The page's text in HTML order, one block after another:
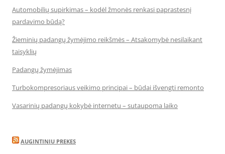
Automobilių supirkimas – kodėl žmonės renkasi paprastesnį
pardavimo būdą?
Žieminių padangų žymėjimo reikšmės – Atsakomybė nesilaikant
taisyklių
Padangų žymėjimas
Turbokompresoriaus veikimo principai – būdai išvengti remonto
Vasarinių padangų kokybė internetu – sutaupoma laiko
AUGINTINIU PREKES